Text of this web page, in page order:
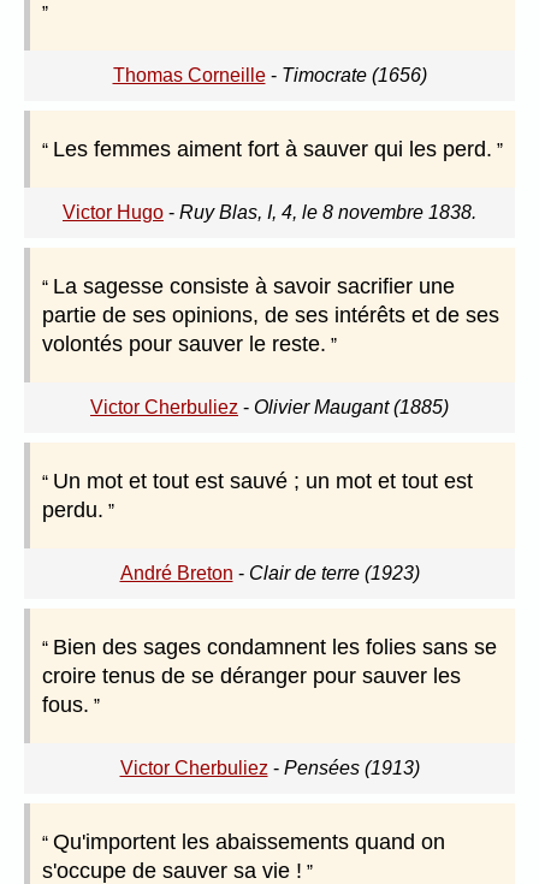
Thomas Corneille- Timocrate (1656)
Les femmes aiment fort à sauver qui les perd.
Victor Hugo - Ruy Blas, I, 4, le 8 novembre 1838.
La sagesse consiste à savoir sacrifier une
partie de ses opinions, de ses intérêts et de ses
volontés pour sauver le reste.
Victor Cherbuliez - Olivier Maugant (1885)
Un mot et tout est sauvé ; un mot et tout est
perdu.
André Breton - Clair de terre (1923)
Bien des sages condamnent les folies sans se
croire tenus de se déranger pour sauver les
fous.
Victor Cherbuliez - Pensées (1913)
Qu'importent les abaissements quand on
s'occupe de sauver sa vie !